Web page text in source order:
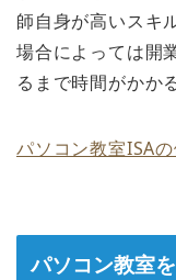
師自身が高いスキ
場合によっては開
るまで時間がかか
パソコン教室ISA
パソコン教室